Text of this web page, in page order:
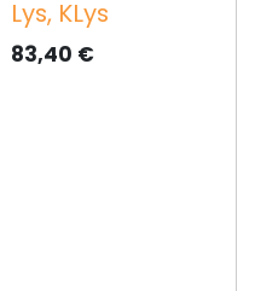
Lys, KLys
83,40 €